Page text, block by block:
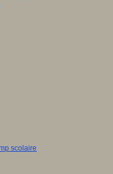
scolaire